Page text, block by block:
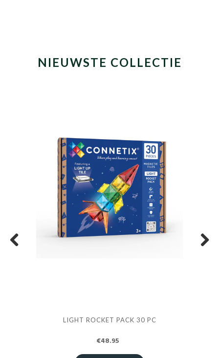
NIEUWSTE COLLECTIE
LIGHT ROCKET PACK 30 PC
€48.95